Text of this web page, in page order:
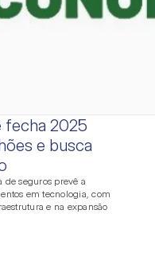
SOCIAL
Notícias
fecha 2025
e busca
de seguros prevê a
em tecnologia, com
e na expansão